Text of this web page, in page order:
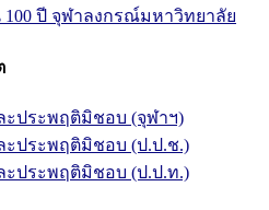
ปี จุฬาลงกรณ์มหาวิทยาลัย
ะประพฤติมิชอบ (จุฬาฯ)
ะประพฤติมิชอบ (ป.ป.ช.)
ะประพฤติมิชอบ (ป.ป.ท.)